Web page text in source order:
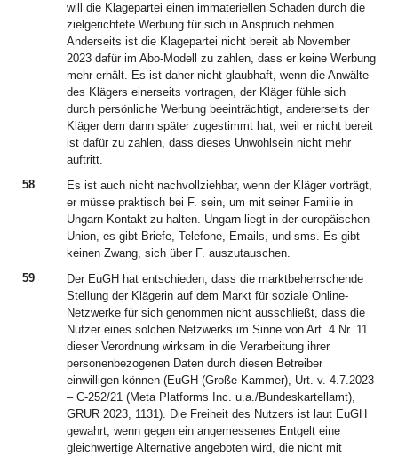
will die Klagepartei einen immateriellen Schaden durch die
zielgerichtete Werbung für sich in Anspruch nehmen.
Anderseits ist die Klagepartei nicht bereit ab November
2023 dafür im Abo-Modell zu zahlen, dass er keine Werbung
mehr erhält. Es ist daher nicht glaubhaft, wenn die Anwälte
des Klägers einerseits vortragen, der Kläger fühle sich
durch persönliche Werbung beeinträchtigt, andererseits der
Kläger dem dann später zugestimmt hat, weil er nicht bereit
ist dafür zu zahlen, dass dieses Unwohlsein nicht mehr
auftritt.
58
Es ist auch nicht nachvollziehbar, wenn der Kläger vorträgt,
er müsse praktisch bei F. sein, um mit seiner Familie in
Ungarn Kontakt zu halten. Ungarn liegt in der europäischen
Union, es gibt Briefe, Telefone, Emails, und sms. Es gibt
keinen Zwang, sich über F. auszutauschen.
59
Der EuGH hat entschieden, dass die marktbeherrschende
Stellung der Klägerin auf dem Markt für soziale Online-
Netzwerke für sich genommen nicht ausschließt, dass die
Nutzer eines solchen Netzwerks im Sinne von Art. 4 Nr. 11
dieser Verordnung wirksam in die Verarbeitung ihrer
personenbezogenen Daten durch diesen Betreiber
einwilligen können (EuGH (Große Kammer), Urt. v. 4.7.2023
– C-252/21 (Meta Platforms Inc. u.a./Bundeskartellamt),
GRUR 2023, 1131). Die Freiheit des Nutzers ist laut EuGH
gewahrt, wenn gegen ein angemessenes Entgelt eine
gleichwertige Alternative angeboten wird, die nicht mit